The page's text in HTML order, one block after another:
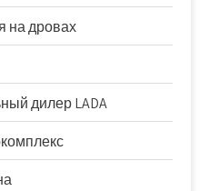
на дровах
дилер LADA